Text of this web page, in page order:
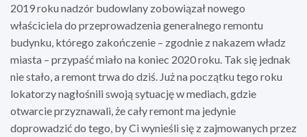
2019 roku nadzór budowlany zobowiązał nowego
właściciela do przeprowadzenia generalnego remontu
budynku, którego zakończenie – zgodnie z nakazem władz
miasta – przypaść miało na koniec 2020 roku. Tak się jednak
nie stało, a remont trwa do dziś. Już na początku tego roku
lokatorzy nagłośnili swoją sytuację w mediach, gdzie
otwarcie przyznawali, że cały remont ma jedynie
doprowadzić do tego, by Ci wynieśli się z zajmowanych przez